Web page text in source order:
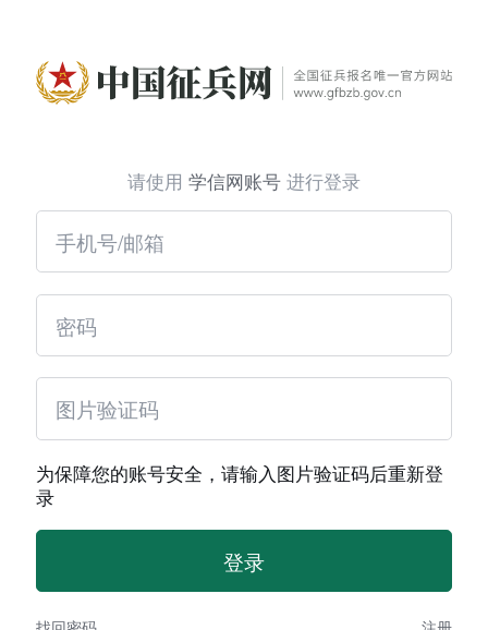
请使用 学信网账号 进行登录
为保障您的账号安全，请输入图片验证码后重新登
录